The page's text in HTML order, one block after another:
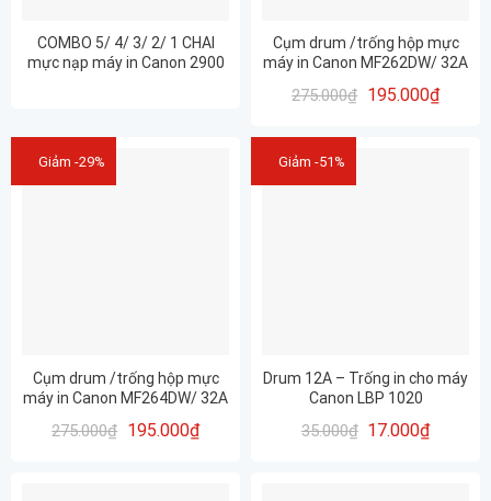
COMBO 5/ 4/ 3/ 2/ 1 CHAI
mực nạp máy in Canon 2900
Cụm drum /trống hộp mực
máy in Canon MF262DW/ 32A
100%
275.000₫ 195.000₫
Giảm -29%
Cụm drum /trống hộp mực
máy in Canon MF264DW/ 32A
ĐẸP – MỚI 100%
275.000₫ 195.000₫
Giảm -51%
Drum 12A – Trống in cho máy
Canon LBP 1020
35.000₫ 17.000₫